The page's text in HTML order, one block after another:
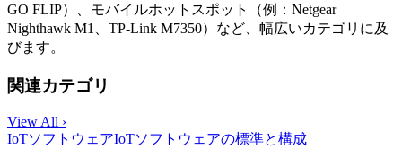
GO FLIP）、モバイルホットスポット（例：Netgear
Nighthawk M1、TP-Link M7350）など、幅広いカテゴリに及
びます。
関連カテゴリ
View All ›
IoTソフトウェアIoTソフトウェアの標準と構成